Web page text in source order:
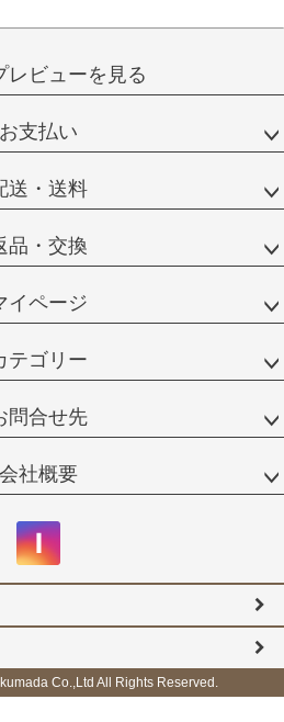
レビューを見る
お支払い
送・送料
品・交換
イページ
テゴリー
問合せ先
会社概要
Co.,Ltd All Rights Reserved.